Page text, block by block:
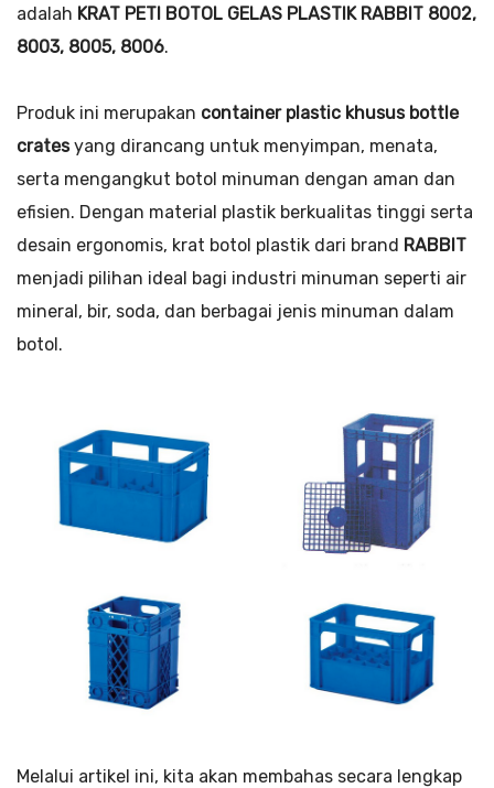
adalah KRAT PETI BOTOL GELAS PLASTIK RABBIT 8002,
8003, 8005, 8006.
Produk ini merupakan container plastic khusus bottle
cratesyang dirancang untuk menyimpan, menata,
serta mengangkut botol minuman dengan aman dan
efisien. Dengan material plastik berkualitas tinggi serta
desain ergonomis, krat botol plastik dari brand RABBIT
menjadi pilihan ideal bagi industri minuman seperti air
mineral, bir, soda, dan berbagai jenis minuman dalam
botol.
Melalui artikel ini, kita akan membahas secara lengkap